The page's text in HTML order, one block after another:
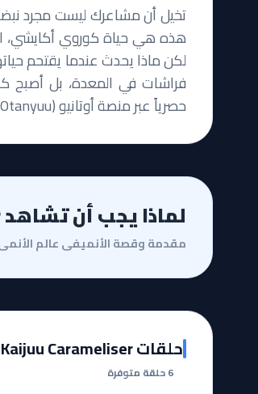
تخيل أن مشاعرك ليست مجرد
هذه هي حياة كوروي أكايشي،
لكن ماذا يحدث عندما يقتحم
فراشات في المعدة، بل أصبح
حصرياً عبر منصة أوتانيو (Otanyuu).
لماذا يجب أن تشاهد Otome Kaijuu Carameliser؟
حلقات Otome Kaijuu Carameliser مترجمة
6 حلقة متوفرة